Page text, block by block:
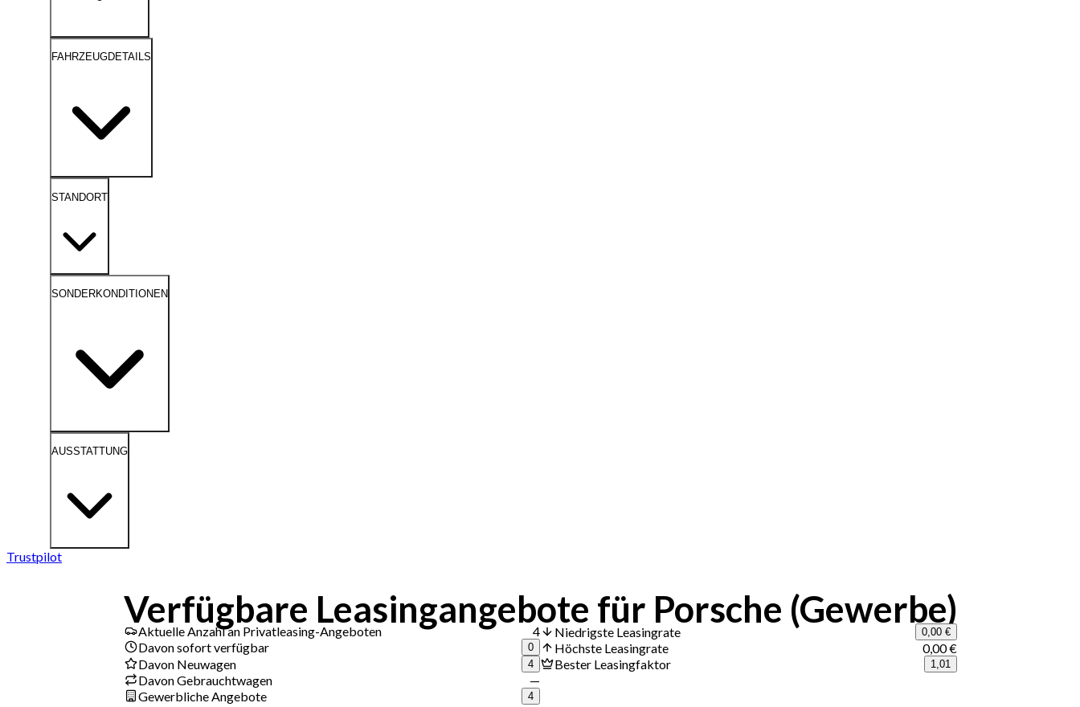
FAHRZEUGDETAILS
STANDORT
SONDERKONDITIONEN
AUSSTATTUNG
Trustpilot
Verfügbare Leasingangebote für Porsche (Gewerbe)
Aktuelle Anzahl an Privatleasing-Angeboten
4
Davon sofort verfügbar
0
Davon Neuwagen 4
Davon Gebrauchtwagen —
Niedrigste Leasingrate 0,00 €
Höchste Leasingrate
0,00 €
Bester Leasingfaktor
1,01
Gewerbliche Angebote 4